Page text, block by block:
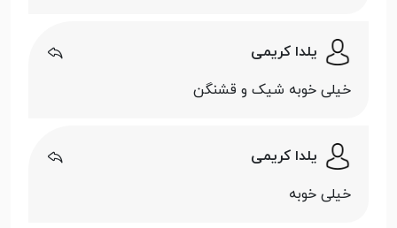
یلدا کریمی
خیلی خوبه شیک و قشنگن
یلدا کریمی
خیلی خوبه